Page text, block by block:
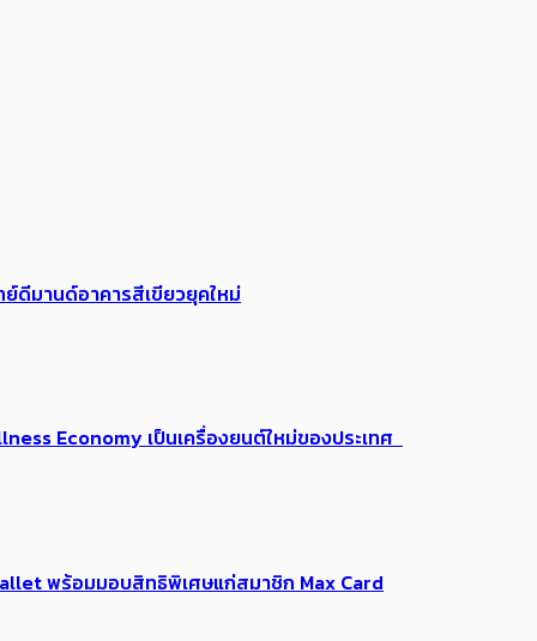
ย์ดีมานด์อาคารสีเขียวยุคใหม่
Economy เป็นเครื่องยนต์ใหม่ของประเทศ
พร้อมมอบสิทธิพิเศษแก่สมาชิก Max Card